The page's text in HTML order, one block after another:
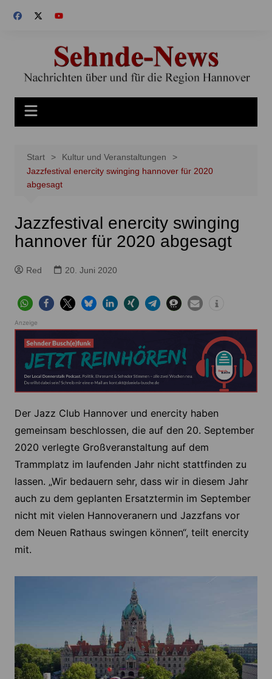
Inhalt
Start
Kultur und Veranstaltungen
Jazzfestival enercity swinging hannover für 2020
abgesagt
Jazzfestival enercity swinging
hannover für 2020 abgesagt
Red 20. Juni 2020
Anzeige
Der Jazz Club Hannover und enercity haben
gemeinsam beschlossen, die auf den 20. September
2020 verlegte Großveranstaltung auf dem
Trammplatz im laufenden Jahr nicht stattfinden zu
lassen. „Wir bedauern sehr, dass wir in diesem Jahr
auch zu dem geplanten Ersatztermin im September
nicht mit vielen Hannoveranern und Jazzfans vor
dem Neuen Rathaus swingen können“, teilt enercity
mit.